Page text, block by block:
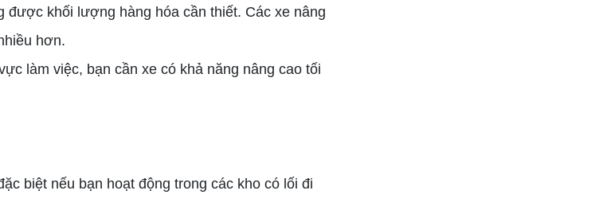
được khối lượng hàng hóa cần thiết. Các xe nâng
hơn.
làm việc, bạn cần xe có khả năng nâng cao tối
biệt nếu bạn hoạt động trong các kho có lối đi